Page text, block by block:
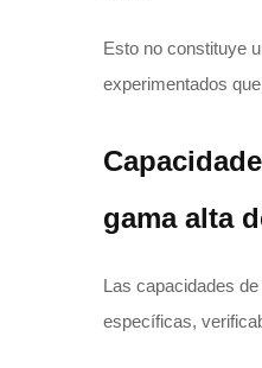
Esto no constituye
experimentados
gama alta
Las capacidades
específicas,